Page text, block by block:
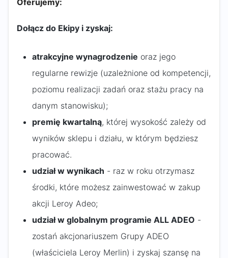
Oferujemy:
Dołącz do Ekipy i zyskaj:
atrakcyjne wynagrodzenie oraz jego
regularne rewizje (uzależnione od kompetencji,
poziomu realizacji zadań oraz stażu pracy na
danym stanowisku);
premię kwartalną, której wysokość zależy od
wyników sklepu i działu, w którym będziesz
pracować.
udział w wynikach - raz w roku otrzymasz
środki, które możesz zainwestować w zakup
akcji Leroy Adeo;
udział w globalnym programie ALL ADEO -
zostań akcjonariuszem Grupy ADEO
(właściciela Leroy Merlin) i zyskaj szansę na